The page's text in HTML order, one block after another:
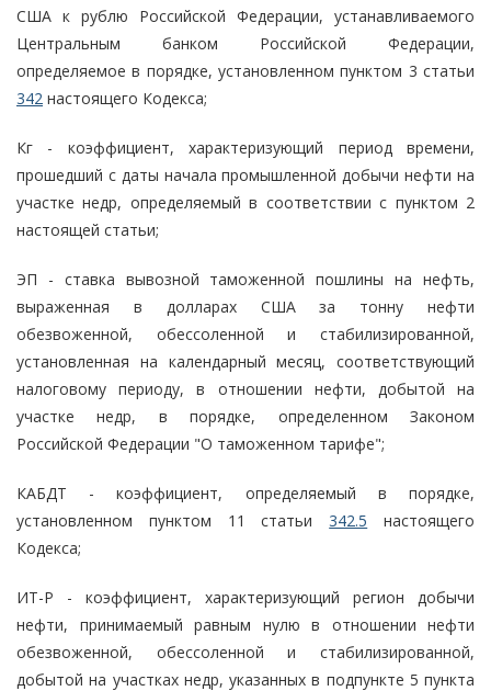
США к рублю Российской Федерации, устанавливаемого
Центральным банком Российской Федерации,
определяемое в порядке, установленном пунктом 3 статьи
342 настоящего Кодекса;
Кг - коэффициент, характеризующий период времени,
прошедший с даты начала промышленной добычи нефти на
участке недр, определяемый в соответствии с пунктом 2
настоящей статьи;
ЭП - ставка вывозной таможенной пошлины на нефть,
выраженная в долларах США за тонну нефти
обезвоженной, обессоленной и стабилизированной,
установленная на календарный месяц, соответствующий
налоговому периоду, в отношении нефти, добытой на
участке недр, в порядке, определенном Законом
Российской Федерации "О таможенном тарифе";
КАБДТ - коэффициент, определяемый в порядке,
установленном пунктом 11 статьи342.5 настоящего
Кодекса;
ИТ-Р - коэффициент, характеризующий регион добычи
нефти, принимаемый равным нулю в отношении нефти
обезвоженной, обессоленной и стабилизированной,
добытой на участках недр, указанных в подпункте 5 пункта